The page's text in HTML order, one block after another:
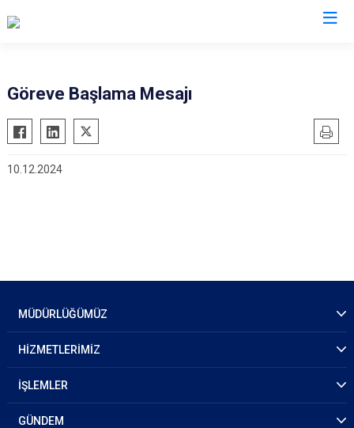
Göreve Başlama Mesajı
10.12.2024
MÜDÜRLÜĞÜMÜZ
HİZMETLERİMİZ
İŞLEMLER
GÜNDEM